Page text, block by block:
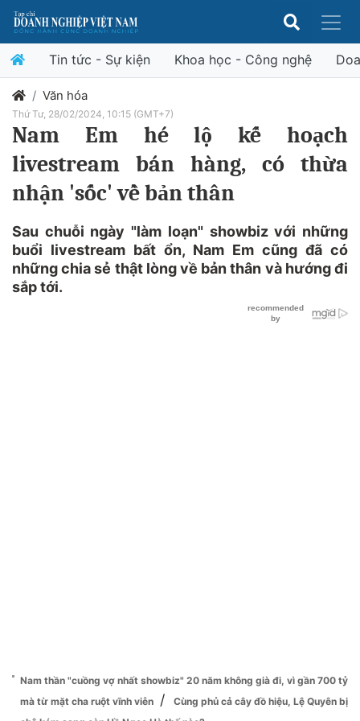
Tin tức - Sự kiện Khoa học - Công nghệ
Văn hóa
Thứ Tư, 28/02/2024, 10:15 (GMT+7)
Nam Em hé lộ kế hoạch
livestream bán hàng, có thừa
nhận 'sốc' về bản thân
Sau chuỗi ngày "làm loạn" showbiz với những
buổi livestream bất ổn, Nam Em cũng đã có
những chia sẻ thật lòng về bản thân và hướng đi
sắp tới.
Nam thần "cuồng vợ nhất showbiz" 20 năm không già đi, vì gần 700 tỷ
mà từ mặt cha ruột vĩnh viễn /
Cùng phủ cả cây đồ hiệu, Lệ Quyên bị